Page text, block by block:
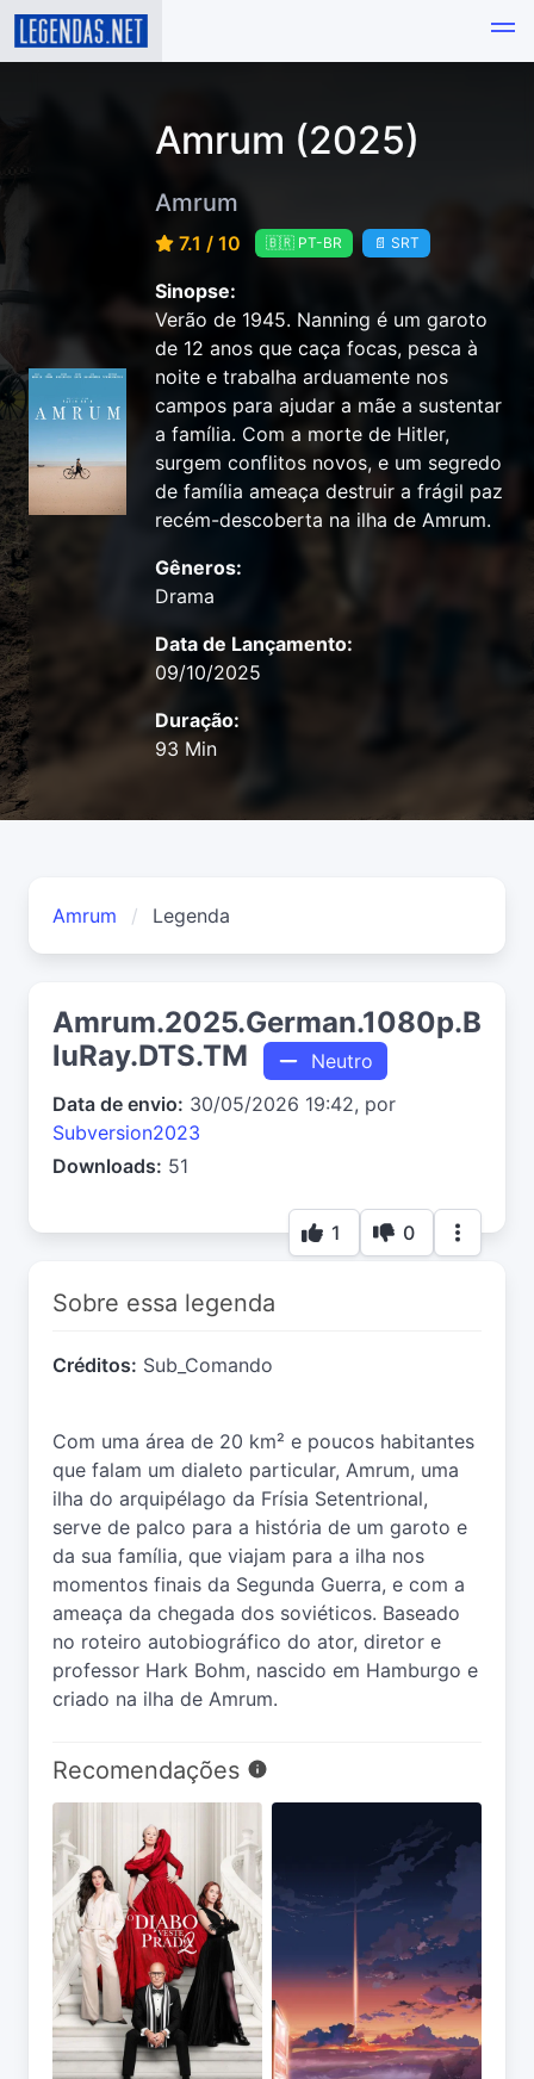
Amrum (2025)
Amrum
7.1 / 10 🇧🇷 PT-BR 📄 SRT
Sinopse:
Verão de 1945. Nanning é um garoto
de 12 anos que caça focas, pesca à
noite e trabalha arduamente nos
campos para ajudar a mãe a sustentar
a família. Com a morte de Hitler,
surgem conflitos novos, e um segredo
de família ameaça destruir a frágil paz
recém-descoberta na ilha de Amrum.
Gêneros:
Drama
Data de Lançamento:
09/10/2025
Duração:
93 Min
Amrum Legenda
Amrum.2025.German.1080p.B
luRay.DTS.TM
Neutro
Data de envio: 30/05/2026 19:42, por
Subversion2023
Downloads: 51
1 0
Sobre essa legenda
Créditos: Sub_Comando
Com uma área de 20 km² e poucos habitantes
que falam um dialeto particular, Amrum, uma
ilha do arquipélago da Frísia Setentrional,
serve de palco para a história de um garoto e
da sua família, que viajam para a ilha nos
momentos finais da Segunda Guerra, e com a
ameaça da chegada dos soviéticos. Baseado
no roteiro autobiográfico do ator, diretor e
professor Hark Bohm, nascido em Hamburgo e
criado na ilha de Amrum.
Recomendações